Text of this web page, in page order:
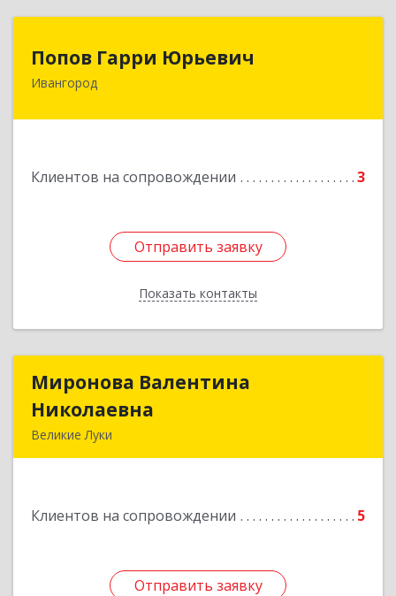
Попов Гарри Юрьевич
Ивангород
Клиентов на сопровождении 3
Отправить заявку
Показать контакты
Отправить заявку
Назад
Миронова Валентина
Николаевна
Великие Луки
Клиентов на сопровождении 5
Отправить заявку
Миронова Валентина
Отправить заявку